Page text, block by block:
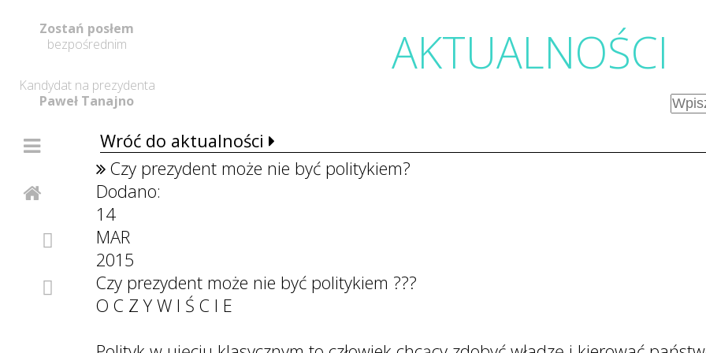
AKTUALNOŚCI
Wróć do aktualności
Czy prezydent może nie być politykiem?
Dodano:
14
MAR
2015
Czy prezydent może nie być politykiem ???
O C Z Y W I Ś C I E
Zostań posłem
bezpośrednim
Kandydat na prezydenta
Paweł Tanajno